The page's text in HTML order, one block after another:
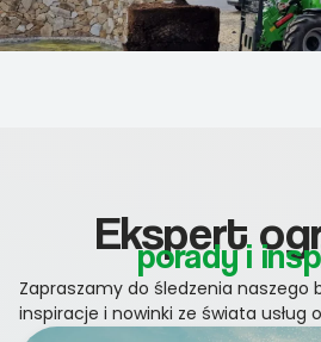
Ekspert
porady i
Zapraszamy do śledzenia naszego
inspiracje i nowinki ze świata usług